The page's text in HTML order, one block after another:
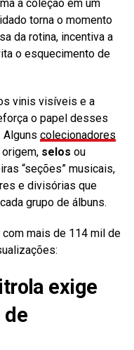
a coleção em um
torna o momento
da rotina, incentiva a
o esquecimento de
vinis visíveis e a
o papel desses
Alguns colecionadores
selos ou
“seções” musicais,
e divisórias que
grupo de álbuns.
com mais de 114 mil de
exige
de